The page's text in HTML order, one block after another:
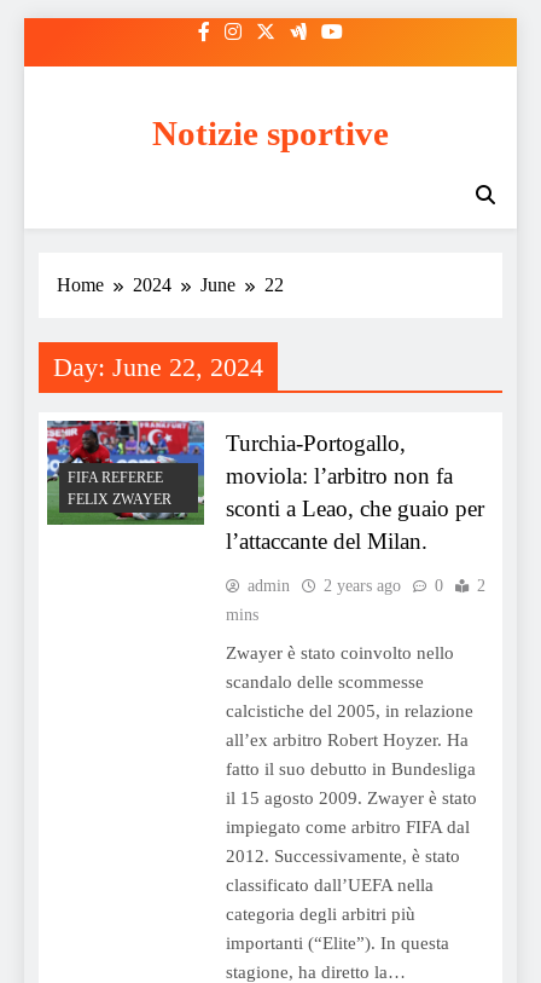
Notizie sportive
Home 2024 June 22
Day: June 22, 2024
FIFA REFEREE
FELIX ZWAYER
Turchia-Portogallo,
moviola: l’arbitro non fa
sconti a Leao, che guaio per
l’attaccante del Milan.
admin 2 years ago 0
2
mins
Zwayer è stato coinvolto nello
scandalo delle scommesse
calcistiche del 2005, in relazione
all’ex arbitro Robert Hoyzer. Ha
fatto il suo debutto in Bundesliga
il 15 agosto 2009. Zwayer è stato
impiegato come arbitro FIFA dal
2012. Successivamente, è stato
classificato dall’UEFA nella
categoria degli arbitri più
importanti (“Elite”). In questa
stagione, ha diretto la…